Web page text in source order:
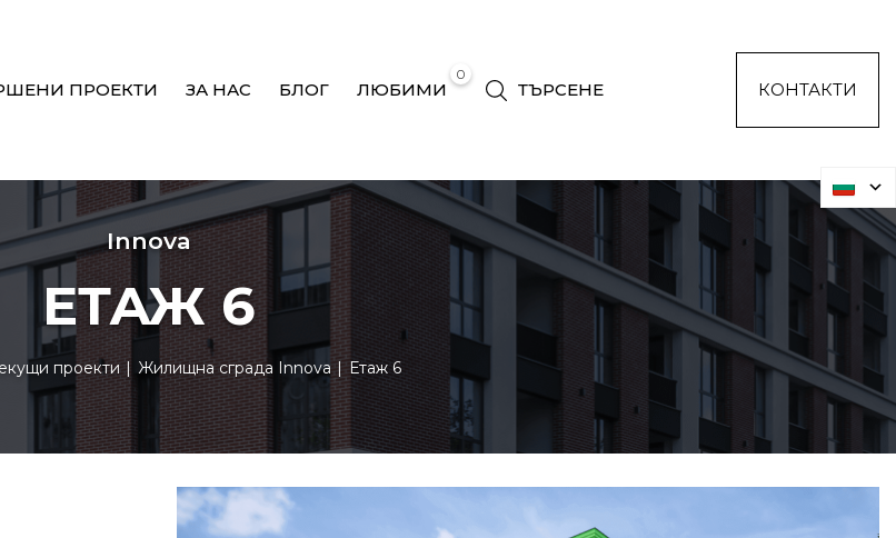
ПРОЕКТИ ЗА НАС БЛОГ
0
ЛЮБИМИ ТЪРСЕНЕ КОНТАКТИ
Innova
ЕТАЖ 6
проекти Жилищна сграда Innova Етаж 6